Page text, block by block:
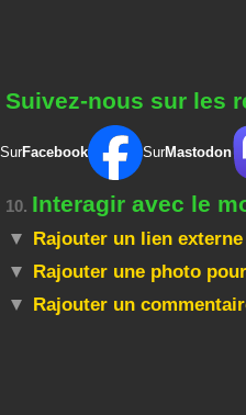
Suivez-nous sur les
SurFacebook SurMastodon
10. Interagir avec le
Rajouter un lien
Rajouter une photo
Rajouter un